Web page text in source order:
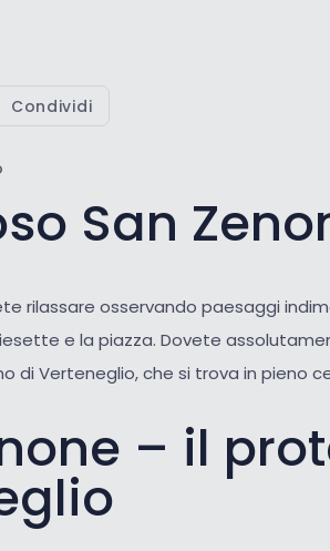
Condividi
San
rilassare osservando paesaggi
e la piazza. Dovete
di Verteneglio, che si trova in pieno
– il